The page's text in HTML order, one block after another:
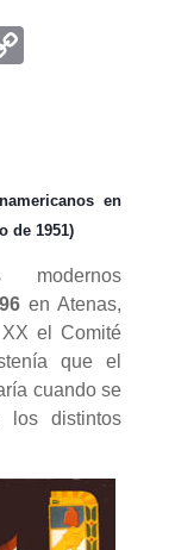
Copy
en
de 1951)
modernos
en Atenas,
el Comité
que el
cuando se
los distintos